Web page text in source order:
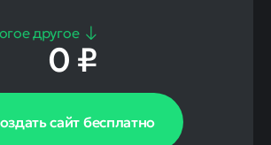
другое
0 ₽
сайт бесплатно